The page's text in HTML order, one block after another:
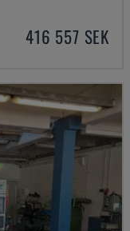
416 557 SEK